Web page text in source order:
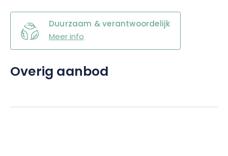
Duurzaam & verantwoordelijk
Meer info
Overig aanbod